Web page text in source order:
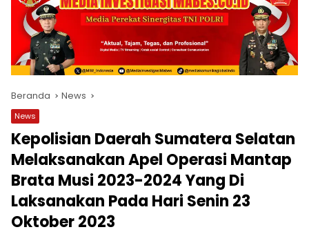
Beranda News
News
Kepolisian Daerah Sumatera Selatan
Melaksanakan Apel Operasi Mantap
Brata Musi 2023-2024 Yang Di
Laksanakan Pada Hari Senin 23
Oktober 2023